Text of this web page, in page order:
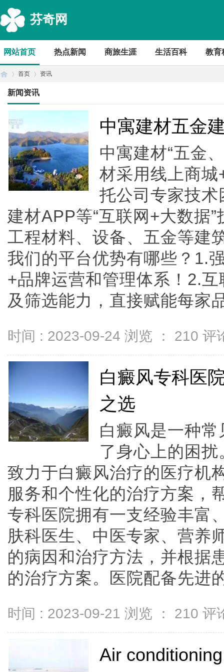
芬奇网
网站首页 热点新闻 商旅生涯 生活百科 教育
首页 资讯
新闻资讯
中寓建材五金
中寓建材“五金
材采用线上商
托公司专家技
建材APP等“互联网+大数据
工程材料、设备、五金等建
我们的平台优势有哪些？1.
+品牌运营和管理体系！2.
及筛选能力，直接赋能每家
时间 : 2023-09-24 浏览 ： 210 评
白癜风专科医
之选
白癜风是一种
了身心上的困
致力于白癜风治疗的医疗机
服务和个性化的治疗方案，
专科医院拥有一支经验丰富
肤科医生、中医专家、营养
的病因和治疗方法，并根据
的治疗方案。医院配备先进
时间 : 2023-09-21 浏览 ： 210 评
Air